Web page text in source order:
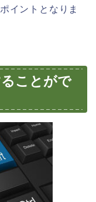
イントとなりま
ことがで